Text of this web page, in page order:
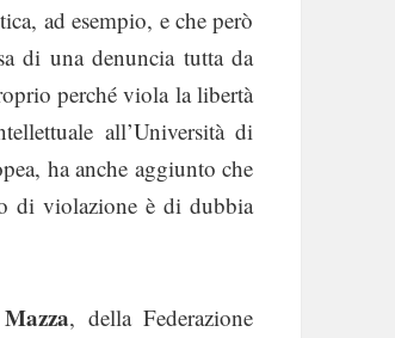
ad esempio, e che però
di una denuncia tutta da
perché viola la libertà
all’Università di
ha anche aggiunto che
di violazione è di dubbia
, della Federazione